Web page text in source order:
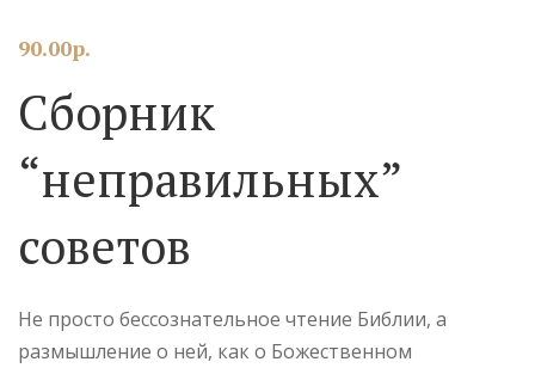
90.00р.
Сборник
“неправильных”
советов
Не просто бессознательное чтение Библии, а
размышление о ней, как о Божественном